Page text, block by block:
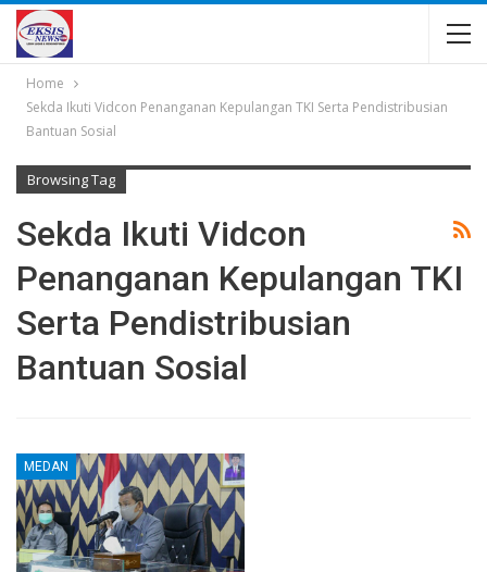
Home
Sekda Ikuti Vidcon Penanganan Kepulangan TKI Serta Pendistribusian
Bantuan Sosial
Browsing Tag
Sekda Ikuti Vidcon
Penanganan Kepulangan TKI
Serta Pendistribusian
Bantuan Sosial
MEDAN